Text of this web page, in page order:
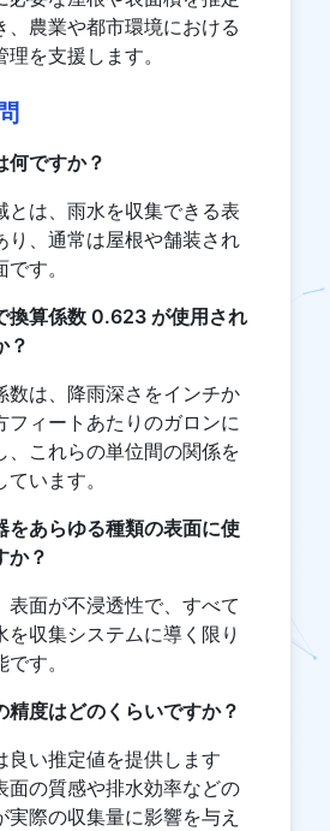
、農業や都市環境における
を支援します。
何ですか？
とは、雨水を収集できる表
り、通常は屋根や舗装され
す。
換算係数 0.623 が使用され
？
数は、降雨深さをインチか
フィートあたりのガロンに
、これらの単位間の関係を
ています。
をあらゆる種類の表面に使
か？
表面が不浸透性で、すべて
を収集システムに導く限り
す。
精度はどのくらいですか？
良い推定値を提供します
面の質感や排水効率などの
実際の収集量に影響を与え